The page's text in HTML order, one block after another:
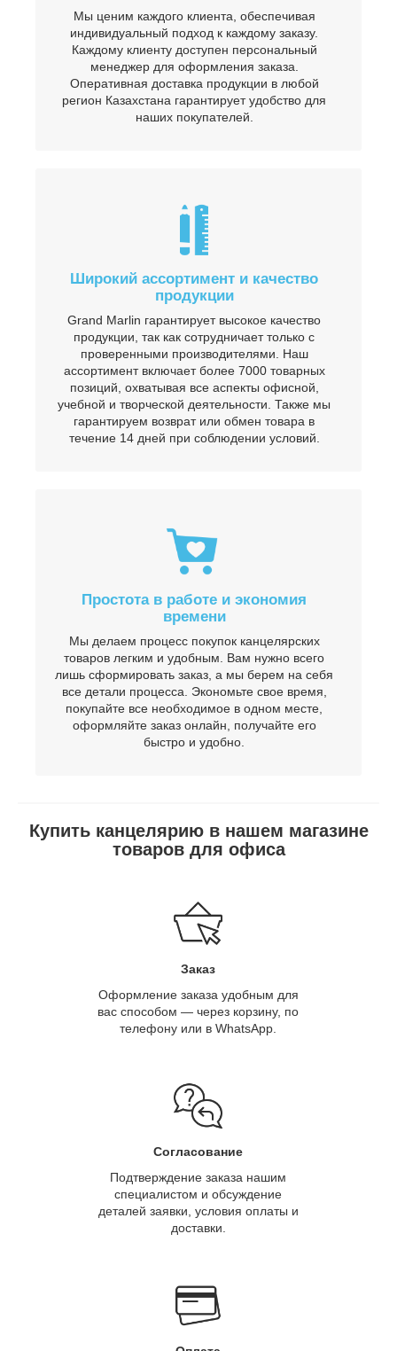
Мы ценим каждого клиента, обеспечивая
индивидуальный подход к каждому заказу.
Каждому клиенту доступен персональный
менеджер для оформления заказа.
Оперативная доставка продукции в любой
регион Казахстана гарантирует удобство для
наших покупателей.
Широкий ассортимент и качество
продукции
Grand Marlin гарантирует высокое качество
продукции, так как сотрудничает только с
проверенными производителями. Наш
ассортимент включает более 7000 товарных
позиций, охватывая все аспекты офисной,
учебной и творческой деятельности. Также мы
гарантируем возврат или обмен товара в
течение 14 дней при соблюдении условий.
Простота в работе и экономия
времени
Мы делаем процесс покупок канцелярских
товаров легким и удобным. Вам нужно всего
лишь сформировать заказ, а мы берем на себя
все детали процесса. Экономьте свое время,
покупайте все необходимое в одном месте,
оформляйте заказ онлайн, получайте его
быстро и удобно.
Купить канцелярию в нашем магазине
товаров для офиса
Заказ
Оформление заказа удобным для
вас способом — через корзину, по
телефону или в WhatsApp.
Согласование
Подтверждение заказа нашим
специалистом и обсуждение
деталей заявки, условия оплаты и
доставки.